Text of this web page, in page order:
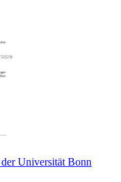
Universität Bonn